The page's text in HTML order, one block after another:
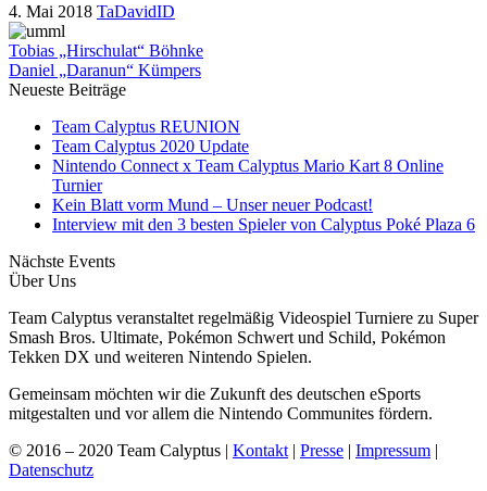
4. Mai 2018 TaDavidID
Tobias „Hirschulat“ Böhnke
Daniel „Daranun“ Kümpers
Neueste Beiträge
Team Calyptus REUNION
Team Calyptus 2020 Update
Nintendo Connect x Team Calyptus Mario Kart 8 Online
Turnier
Kein Blatt vorm Mund – Unser neuer Podcast!
Interview mit den 3 besten Spieler von Calyptus Poké Plaza 6
Nächste Events
Über Uns
Team Calyptus veranstaltet regelmäßig Videospiel Turniere zu Super
Smash Bros. Ultimate, Pokémon Schwert und Schild, Pokémon
Tekken DX und weiteren Nintendo Spielen.
Gemeinsam möchten wir die Zukunft des deutschen eSports
mitgestalten und vor allem die Nintendo Communites fördern.
© 2016 – 2020 Team Calyptus | Kontakt | Presse | Impressum |
Datenschutz